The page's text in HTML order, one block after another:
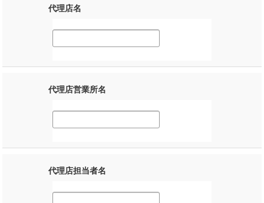
代理店名
代理店営業所名
代理店担当者名